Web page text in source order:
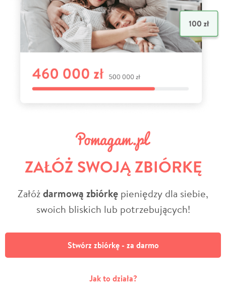
ZAŁÓŻ SWOJĄ ZBIÓRKĘ
Załóżdarmową zbiórkę pieniędzy dla siebie,
swoich bliskich lub potrzebujących!
Stwórz zbiórkę - za darmo
Jak to działa?